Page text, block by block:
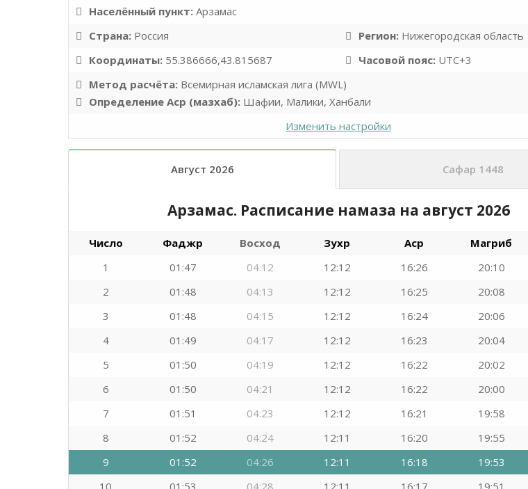
Населённый пункт: Арзамас
Страна: Россия Регион: Нижегородская область
Координаты: 55.386666,43.815687 Часовой пояс: UTC+3
Метод расчёта: Всемирная исламская лига (MWL)
Определение Аср (мазхаб): Шафии, Малики, Ханбали
Изменить настройки
Август 2026 Сафар 1448
Арзамас. Расписание намаза на август 2026
Число Фаджр Восход Зухр Аср Магриб
1
01:47 04:12 12:12 16:26 20:10
2
01:48 04:13 12:12 16:25 20:08
3
01:48 04:15 12:12 16:24 20:06
4
01:49 04:17 12:12 16:23 20:04
5
01:50 04:19 12:12 16:22 20:02
6
01:50 04:21 12:12 16:22 20:00
7
01:51 04:23 12:12 16:21 19:58
8
01:52 04:24 12:11 16:20 19:55
9
01:52 04:26 12:11 16:18 19:53